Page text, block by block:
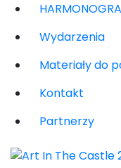
Wydarzenia
Materiały do
Kontakt
Partnerzy